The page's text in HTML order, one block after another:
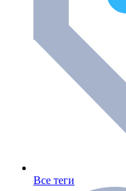
Все теги